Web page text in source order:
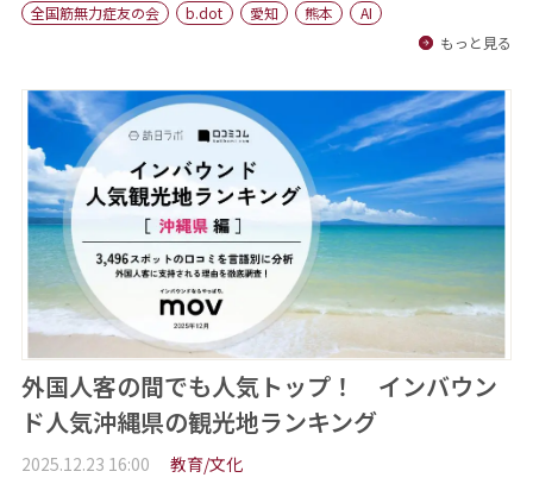
会社概要
全国筋無力症友の会
b.dot 愛知 熊本
AI
もっと見る
外国人客の間でも人気トップ！ インバウン
ド人気沖縄県の観光地ランキング
2025.12.23 16:00 教育/文化